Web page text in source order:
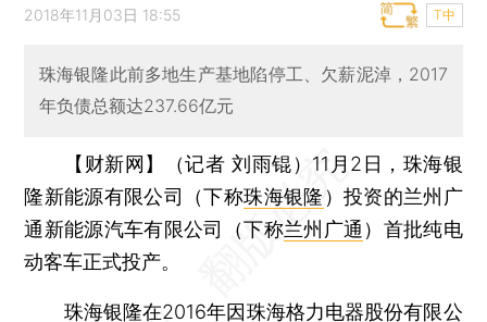
2018年11月03日 18:55 T中
珠海银隆此前多地生产基地陷停工、欠薪泥淖，2017
年负债总额达237.66亿元
【财新网】（记者 刘雨锟） 11月2日，珠海银
隆新能源有限公司（下称珠海银隆 ）投资的兰州广
通新能源汽车有限公司（下称兰州广通 ）首批纯电
动客车正式投产。
珠海银隆在2016年因珠海格力电器股份有限公